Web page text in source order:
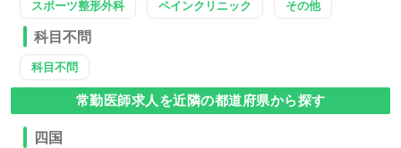
スポーツ整形外科 ペインクリニック その他
科目不問
科目不問
常勤医師求人を近隣の都道府県から探す
四国